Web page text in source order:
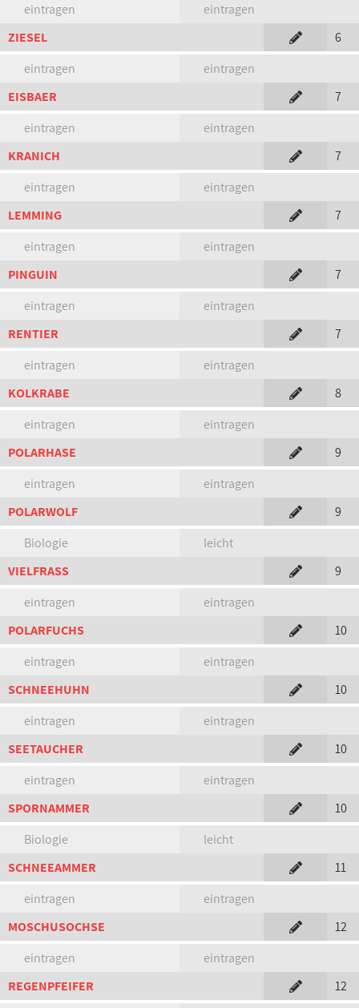
eintragen
eintragen
ZIESEL
6
eintragen
eintragen
EISBAER
7
eintragen
eintragen
KRANICH
7
eintragen
eintragen
LEMMING
7
eintragen
eintragen
PINGUIN
7
eintragen
eintragen
RENTIER
7
eintragen
eintragen
KOLKRABE
8
eintragen
eintragen
POLARHASE
9
eintragen
eintragen
POLARWOLF
9
Biologie
leicht
VIELFRASS
9
eintragen
eintragen
POLARFUCHS
10
eintragen
eintragen
SCHNEEHUHN
10
eintragen
eintragen
SEETAUCHER
10
eintragen
eintragen
SPORNAMMER
10
Biologie
leicht
SCHNEEAMMER
11
eintragen
eintragen
MOSCHUSOCHSE
12
eintragen
eintragen
REGENPFEIFER
12